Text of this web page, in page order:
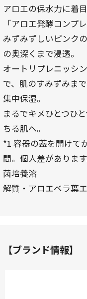
アロエの保水力に着
「アロエ発酵コンプ
みずみずしいピンク
の奥深くまで浸透。
オートリプレニッシ
で、肌のすみずみま
集中保湿。
まるでキメひとつひ
ちる肌へ。
*1 容器の蓋を開けて
間。個人差がありま
菌培養溶
解質・アロエベラ葉
【ブランド情報】